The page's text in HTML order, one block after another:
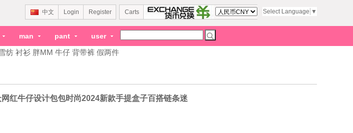
Select Language ▼
Carts
中文 Login Register
man pant user
纺 衬衫 胖MM 牛仔 背带裤 假两件
红牛仔设计包包时尚2024新款手提盒子百搭链条迷